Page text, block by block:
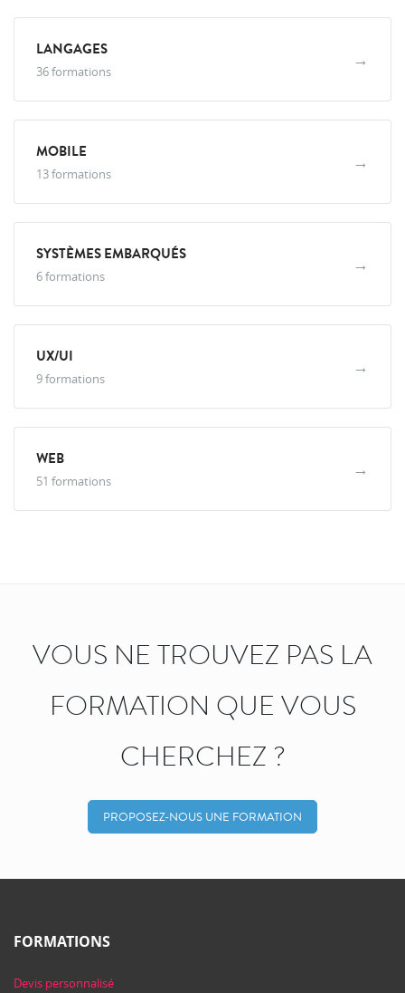
LANGAGES
36 formations
→
MOBILE
13 formations
→
SYSTÈMES EMBARQUÉS
6 formations
→
UX/UI
9 formations
→
WEB
51 formations
→
VOUS NE TROUVEZ PAS LA
FORMATION QUE VOUS
CHERCHEZ ?
PROPOSEZ-NOUS UNE FORMATION
FORMATIONS
Devis personnalisé